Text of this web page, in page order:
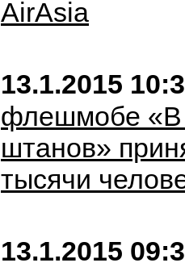
AirAsia
13.1.2015
флешмобе «В
штанов»
тысячи
13.1.2015